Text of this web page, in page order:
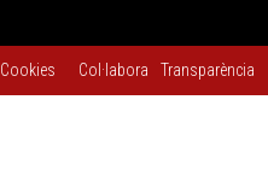
Cookies Col·labora Transparència